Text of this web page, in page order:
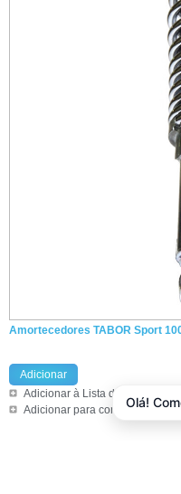
Amortecedores TABOR Sport
Adicionar
Adicionar à Lista de Pedidos
Adicionar para comprarOlá!